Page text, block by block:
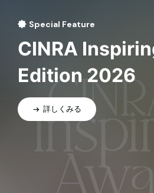
Special Feature
CINRA
Edition 2026
詳しくみる